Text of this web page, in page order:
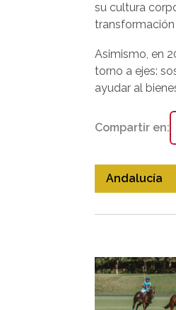
su cultura
Asimismo, en
torno a ejes:
ayudar al
Compartir en:
Andalucía